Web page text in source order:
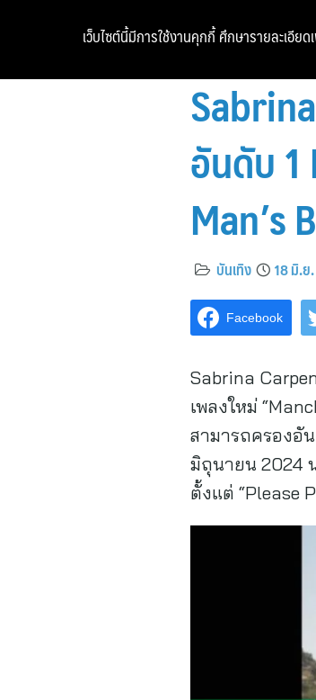
อันดับ
Man’s
บันเทิง 18 มิ.ย
Facebook
Sabrina
เพลงใหม่
สามารถครองอั
มิถุนายน 2024
ตั้งแต่ “Please
เว็บไซต์นี้มีการใช้งานคุกกี้ ศึกษารายละเอียด